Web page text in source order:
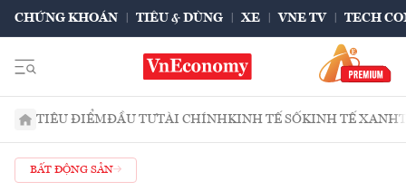
CHỨNG KHOÁN TIÊU & DÙNG XE VNE TV TECH
TIÊU ĐIỂMĐẦU TƯTÀI CHÍNHKINH TẾ SỐKINH TẾ XANH
BẤT ĐỘNG SẢN